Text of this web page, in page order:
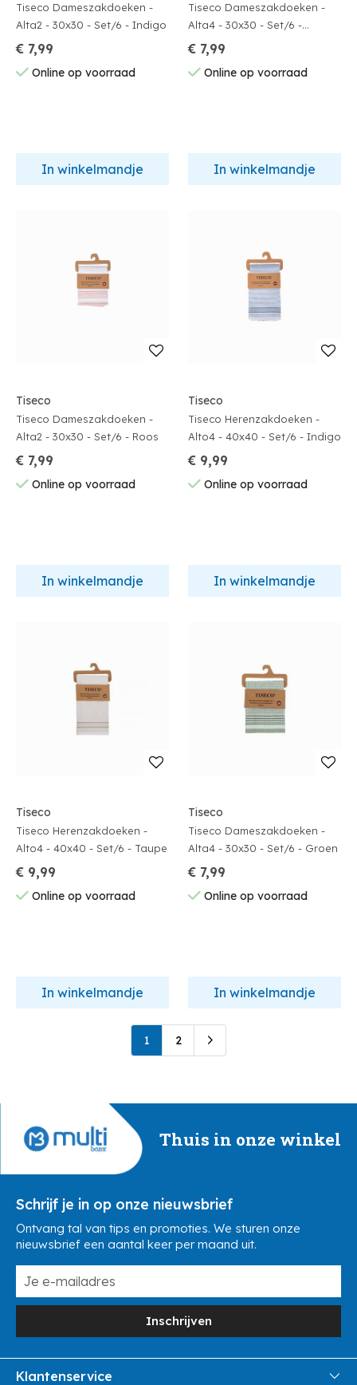
Tiseco Dameszakdoeken -
Alta2 - 30x30 - Set/6 - Indigo
€ 7,99
Online op voorraad
In winkelmandje
Tiseco Dameszakdoeken -
Alta4 - 30x30 - Set/6 -
Indiantan
€ 7,99
Online op voorraad
In winkelmandje
Tiseco
Tiseco Dameszakdoeken -
Alta2 - 30x30 - Set/6 - Roos
€ 7,99
Online op voorraad
In winkelmandje
Tiseco
Tiseco Herenzakdoeken -
Alto4 - 40x40 - Set/6 - Indigo
€ 9,99
Online op voorraad
In winkelmandje
Tiseco
Tiseco Herenzakdoeken -
Alto4 - 40x40 - Set/6 - Taupe
€ 9,99
Online op voorraad
In winkelmandje
Tiseco
Tiseco Dameszakdoeken -
Alta4 - 30x30 - Set/6 - Groen
€ 7,99
Online op voorraad
In winkelmandje
1 2
Thuis in onze winkel
Schrijf je in op onze nieuwsbrief
Ontvang tal van tips en promoties. We sturen onze
nieuwsbrief een aantal keer per maand uit.
Inschrijven
Klantenservice